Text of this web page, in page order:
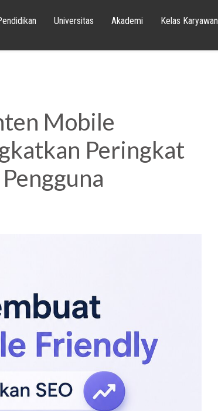
Universitas Akademi Kelas Karyawan
Mobile
Peringkat